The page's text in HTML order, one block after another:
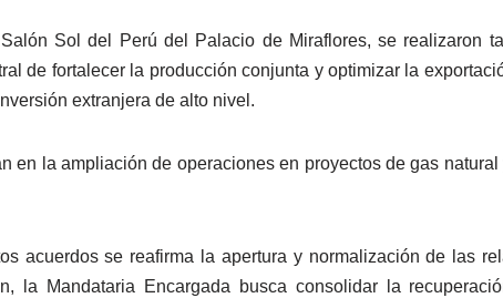
Sol del Perú del Palacio de Miraflores, se realizaron
de fortalecer la producción conjunta y optimizar la
extranjera de alto nivel.
en la ampliación de operaciones en proyectos de gas
acuerdos se reafirma la apertura y normalización de las
la Mandataria Encargada busca consolidar la